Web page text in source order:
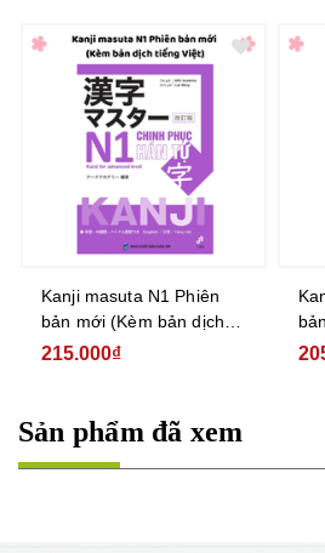
Kanji masuta N1 Phiên
bản mới (Kèm bản dịch
tiếng Việt)
215.000₫
Sản phẩm đã xem